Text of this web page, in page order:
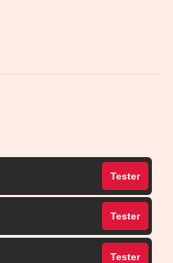
Tester
Tester
Tester